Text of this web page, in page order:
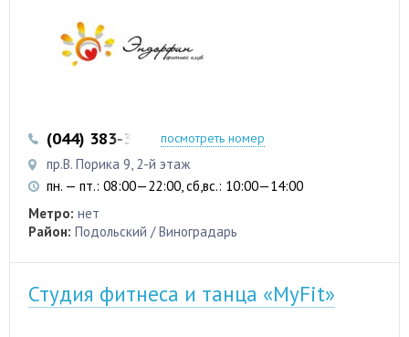
(044) 383-38-03 (098) 837-48-48
посмотреть номер
пр.В. Порика 9, 2-й этаж
пн. — пт.: 08:00—22:00, сб,вс.: 10:00—14:00
Метро: нет
Район: Подольский / Виноградарь
Студия фитнеса и танца «MyFit»